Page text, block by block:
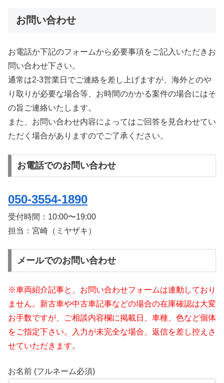
お問い合わせ
お電話か下記のフォームから必要事項をご記入いただきお
問い合わせ下さい。
通常は2-3営業日でご連絡を差し上げますが、海外とのや
り取りが必要な場合等、お時間のかかる案件の場合にはそ
の旨ご連絡いたします。
また、お問い合わせ内容によってはご回答を見合わせてい
ただく場合がありますのでご了承ください。
お電話でのお問い合わせ
050-3554-1890
受付時間： 10:00〜19:00
担当：宮崎（ミヤザキ）
メールでのお問い合わせ
※車両紹介記事と、お問い合わせフォームは連動しており
ません。新古車や中古車記事などの場合の在庫確認は大変
お手数ですが、ご相談内容欄に掲載日、車種、色など個体
をご指定下さい。入力が未完全な場合、返信を差し控えさ
せていただきます。
お名前 (フルネーム必須)